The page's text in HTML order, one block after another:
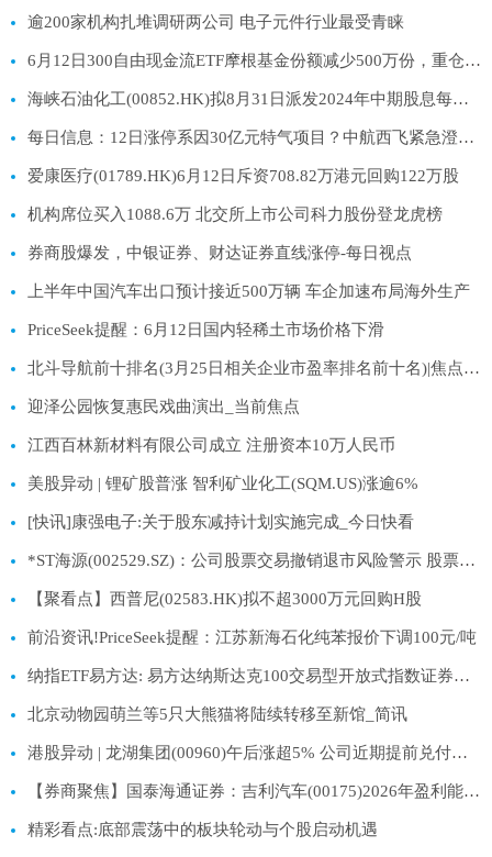
逾200家机构扎堆调研两公司 电子元件行业最受青睐
6月12日300自由现金流ETF摩根基金份额减少500万份，重仓股中国石油、中国移动、中国海油|热资讯
海峡石油化工(00852.HK)拟8月31日派发2024年中期股息每股0.08港元
每日信息：12日涨停系因30亿元特气项目？中航西飞紧急澄清：与北方特气自贡无股权关系
爱康医疗(01789.HK)6月12日斥资708.82万港元回购122万股
机构席位买入1088.6万 北交所上市公司科力股份登龙虎榜
券商股爆发，中银证券、财达证券直线涨停-每日视点
上半年中国汽车出口预计接近500万辆 车企加速布局海外生产
PriceSeek提醒：6月12日国内轻稀土市场价格下滑
北斗导航前十排名(3月25日相关企业市盈率排名前十名)|焦点热闻
迎泽公园恢复惠民戏曲演出_当前焦点
江西百林新材料有限公司成立 注册资本10万人民币
美股异动 | 锂矿股普涨 智利矿业化工(SQM.US)涨逾6%
[快讯]康强电子:关于股东减持计划实施完成_今日快看
*ST海源(002529.SZ)：公司股票交易撤销退市风险警示 股票停牌
【聚看点】西普尼(02583.HK)拟不超3000万元回购H股
前沿资讯!PriceSeek提醒：江苏新海石化纯苯报价下调100元/吨
纳指ETF易方达: 易方达纳斯达克100交易型开放式指数证券投资基金（QDII）二级市场交易价格溢价风险提示公告 热点聚焦
北京动物园萌兰等5只大熊猫将陆续转移至新馆_简讯
港股异动 | 龙湖集团(00960)午后涨超5% 公司近期提前兑付债券 大摩指去杠杆进展鼓舞
【券商聚焦】国泰海通证券：吉利汽车(00175)2026年盈利能力将显著提升
精彩看点:底部震荡中的板块轮动与个股启动机遇